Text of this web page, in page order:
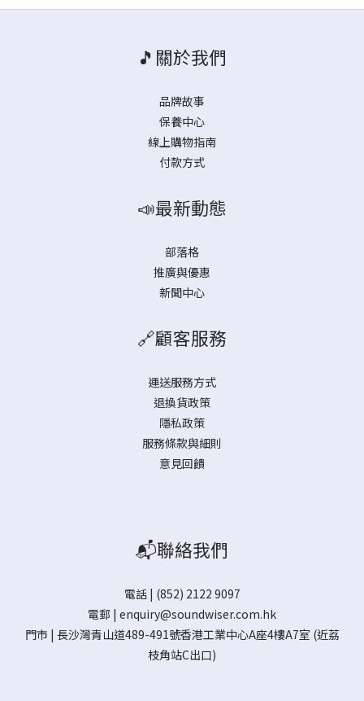
🎵關於我們
品牌故事
保養中心
線上購物指南
付款方式
📣最新動態
部落格
推廣與優惠
新聞中心
🔗顧客服務
運送服務方式
退換貨政策
隱私政策
服務條款與細則
意見回饋
📬聯絡我們
電話 | (852) 2122 9097
電郵 | enquiry@soundwiser.com.hk
門市 | 長沙灣青山道489-491號香港工業中心A座4樓A7室 (近荔
枝角站C出口)